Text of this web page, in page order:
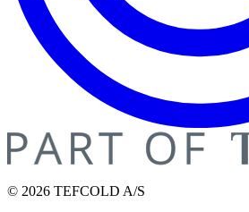
© 2026 TEFCOLD A/S